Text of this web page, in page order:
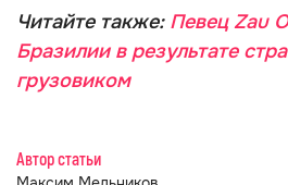
Читайте также: Певец Zau
Бразилии в результате
грузовиком
Автор статьи